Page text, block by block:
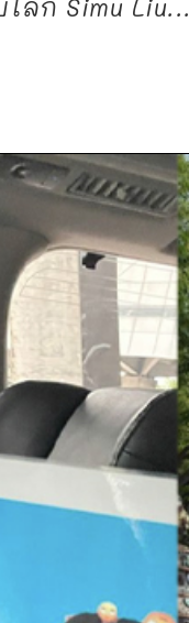
ก Simu Liu...